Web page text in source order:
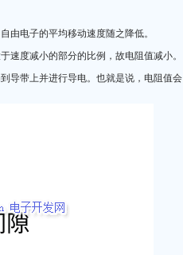
由电子的平均移动速度随之降低。
速度减小的部分的比例，故电阻值减小。
导带上并进行导电。也就是说，电阻值会